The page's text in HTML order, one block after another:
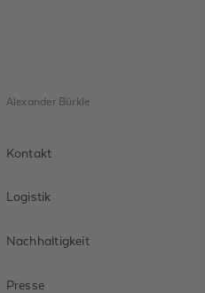
Alexander Bürkle
Kontakt
Logistik
Nachhaltigkeit
Presse